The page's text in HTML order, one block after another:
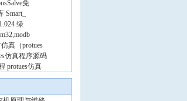
免
Smart_
绿
真（protues
仿真程序源码
protues仿真